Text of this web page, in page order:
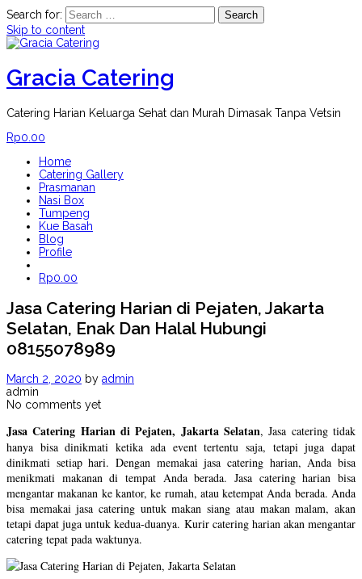
Search for:
Skip to content
Gracia Catering
Catering Harian Keluarga Sehat dan Murah Dimasak Tanpa Vetsin
Rp0.00
Home
Catering Gallery
Prasmanan
Nasi Box
Tumpeng
Kue Basah
Blog
Profile
Rp0.00
Jasa Catering Harian di Pejaten, Jakarta
Selatan, Enak Dan Halal Hubungi
08155078989
March 2, 2020 by admin
admin
No comments yet
Jasa Catering Harian di Pejaten, Jakarta Selatan, Jasa catering tidak
hanya bisa dinikmati ketika ada event tertentu saja, tetapi juga dapat
dinikmati setiap hari. Dengan memakai jasa catering harian, Anda bisa
menikmati makanan di tempat Anda berada. Jasa catering harian bisa
mengantar makanan ke kantor, ke rumah, atau ketempat Anda berada. Anda
bisa memakai jasa catering untuk makan siang atau makan malam, akan
tetapi dapat juga untuk kedua-duanya. Kurir catering harian akan mengantar
catering tepat pada waktunya.